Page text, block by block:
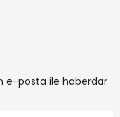
e-posta ile haberdar